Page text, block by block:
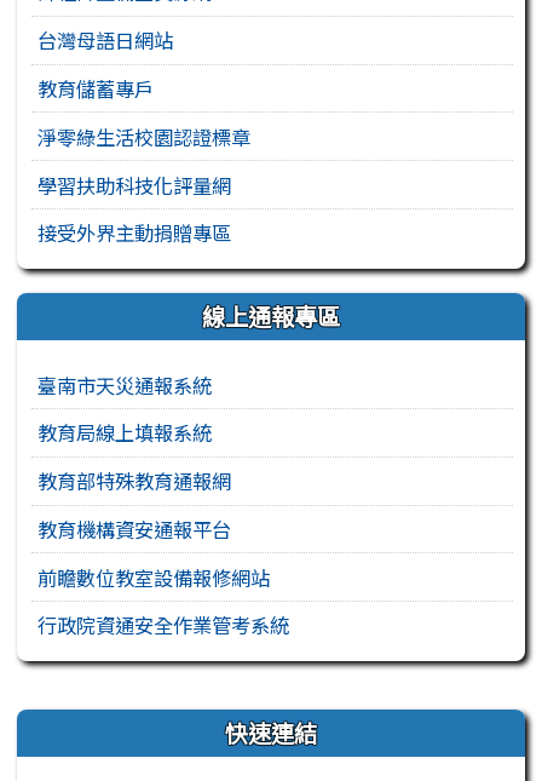
台灣母語日網站
教育儲蓄專戶
淨零綠生活校園認證標章
學習扶助科技化評量網
接受外界主動捐贈專區
線上通報專區
臺南市天災通報系統
教育局線上填報系統
教育部特殊教育通報網
教育機構資安通報平台
前瞻數位教室設備報修網站
行政院資通安全作業管考系統
右邊區域內容 快速連結